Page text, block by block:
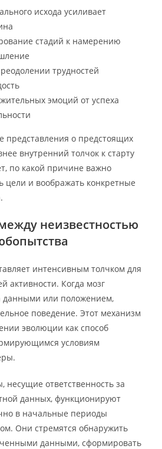
исхода усиливает
стадий к намерению
трудностей
эмоций от успеха
представления о предстоящих
внутренний толчок к старту
по какой причине важно
цели и воображать конкретные
неизвестностью
интенсивным толчком для
активности. Когда мозг
данными или положением,
поведение. Этот механизм
эволюции как способ
условиям
несущие ответственность за
данных, функционируют
в начальные периоды
Они стремятся обнаружить
данными, сформировать